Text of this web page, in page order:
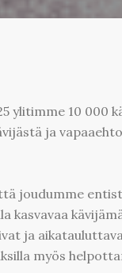
ylitimme 10 000
ja
joudumme
kasvavaa
ja
myös